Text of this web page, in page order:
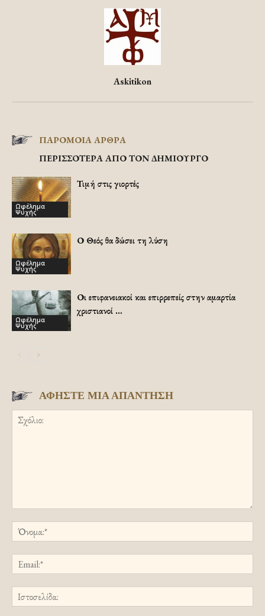
Askitikon
ΠΑΡΟΜΟΙΑ ΑΡΘΡΑ
ΠΕΡΙΣΣΟΤΕΡΑ ΑΠΟ ΤΟΝ ΔΗΜΙΟΥΡΓΟ
Ωφέλημα
Ψυχής
Τιμή στις γιορτές
Ωφέλημα
Ψυχής
Ο Θεός θα δώσει τη λύση
Ωφέλημα
Ψυχής
Οι επιφανειακοί και επιρρεπείς στην αμαρτία
χριστιανοί …
ΑΦΗΣΤΕ ΜΙΑ ΑΠΑΝΤΗΣΗ